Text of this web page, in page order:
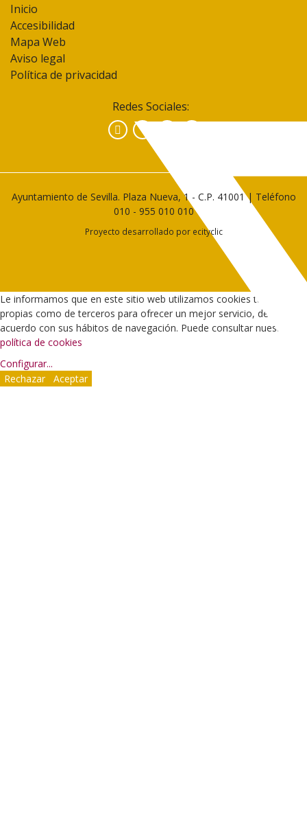
Inicio
Accesibilidad
Mapa Web
Aviso legal
Política de privacidad
Redes Sociales:
Facebook
Ayuntamiento de Sevilla. Plaza Nueva, 1 - C.P. 41001 | Teléfono
010 - 955 010 010
Proyecto desarrollado por ecityclic
Le informamos que en este sitio web utilizamos cookies tanto
propias como de terceros para ofrecer un mejor servicio, de
acuerdo con sus hábitos de navegación. Puede consultar nuestra
política de cookies
Configurar...
Rechazar
Aceptar